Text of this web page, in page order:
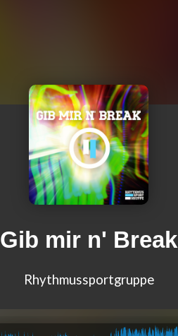
Gib mir n' Break
Rhythmussportgruppe